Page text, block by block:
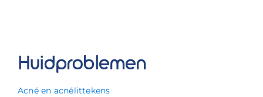
Huidproblemen
Acné en acnélittekens